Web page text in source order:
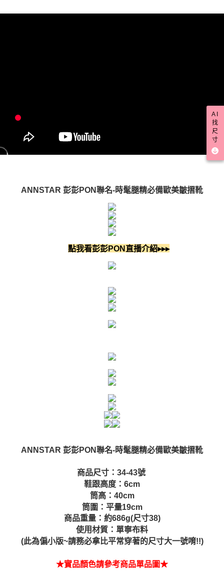
ANNSTAR 彭彭PON聯名-時髦腿精必備歐美皺摺靴
點我看彭彭PON直播介紹▸▸▸
ANNSTAR 彭彭PON聯名-時髦腿精必備歐美皺摺靴
商品尺寸：34-43號
鞋跟高度：6cm
筒高：40cm
筒圍：平量19cm
商品重量：約686g(尺寸38)
使用材質：單寧布料
(此為偏小版~請務必拿比平常穿著的尺寸大一號唷!!)
★實品顏色請參考商品單品圖★
AI
找
尺
寸